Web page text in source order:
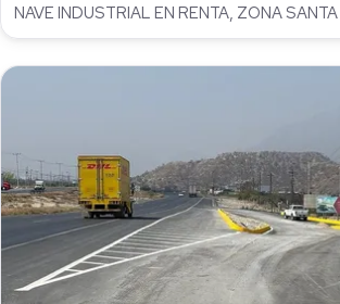
NAVE INDUSTRIAL EN RENTA, ZONA